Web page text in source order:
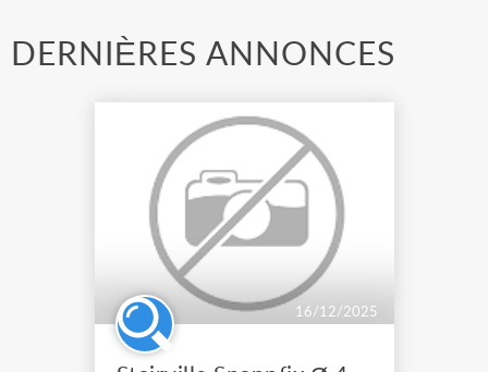
DERNIÈRES ANNONCES
16/12/2025